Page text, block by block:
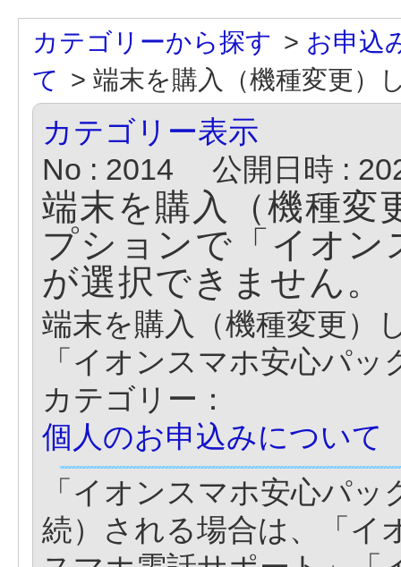
カテゴリーから探す > お申込
て > 端末を購入（機種変更）
カテゴリー表示
No : 2014
公開日時 :
端末を購入（機種変
プションで「イオ
が選択できません。
端末を購入（機種変更）
「イオンスマホ安心パ
カテゴリー：
個人のお申込みについて
「イオンスマホ安心パ
続）される場合は、「イ